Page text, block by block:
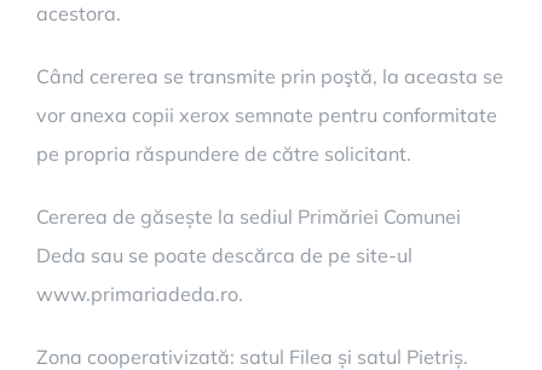
acestora.
Când cererea se transmite prin poştă, la aceasta se
vor anexa copii xerox semnate pentru conformitate
pe propria răspundere de către solicitant.
Cererea de găsește la sediul Primăriei Comunei
Deda sau se poate descărca de pe site-ul
www.primariadeda.ro.
Zona cooperativizată: satul Filea și satul Pietriș.